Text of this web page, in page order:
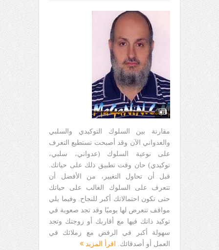
مقارنة بين السلوك التوكيدي والسلبي
والعدواني الآن وقد أصبحت تستطيع التعرف
على نوعية السلوك (عدواني، سلبي،
توكيدي) حان وقت تطبيق ذلك على حياتك.
قبل أن تحاول التغيير، من الأفضل أن
تتعرف على السلوك الغالب على حياتك
حتى تكون احتمالاتك أكبر للنجاح. وفيما يلي
مواقف تتعرض لها يوميًا وقد تجد صعوبة في
توكيد ذاتك فيها مع أقاربك أو زوجتك وتجد
سهولة أكبر في الرفض مع زملائك في
العمل أو أصدقائك.
اقرأ المزيد